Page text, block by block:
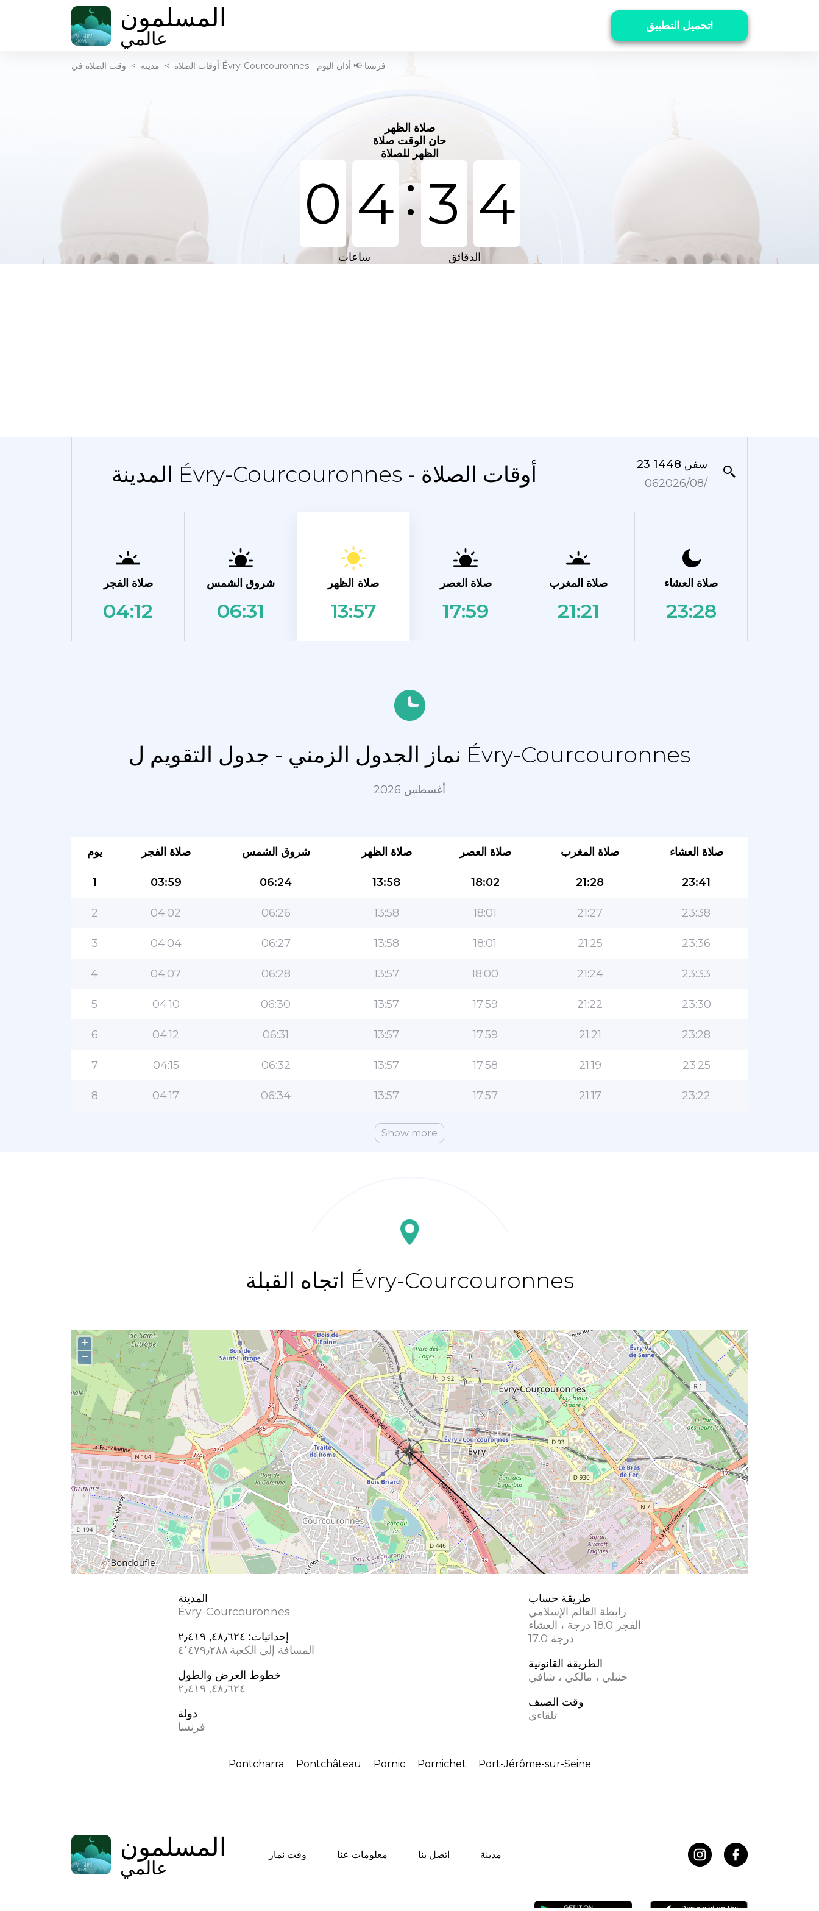
المسلمون
عالمي تحميل التطبيق!
أوقات الصلاة > مدينة > وقت الصلاة في Évry-Courcouronnes - فرنسا 📢 أذان اليوم
صلاة الظهر
حان الوقت صلاة
الظهر للصلاة
0 4:3 4
ساعات الدقائق
المدينة Évry-Courcouronnes - أوقات الصلاة
23 سفر, 1448
06‏/08‏/2026
صلاة الفجر
04:12
شروق الشمس
06:31
صلاة الظهر
13:57
صلاة العصر
17:59
صلاة المغرب
21:21
صلاة العشاء
23:28
نماز الجدول الزمني - جدول التقويم ل Évry-Courcouronnes
أغسطس 2026
يوم صلاة الفجر شروق الشمس صلاة الظهر صلاة العصر صلاة المغرب صلاة العشاء
1 03:59 06:24 13:58 18:02 21:28 23:41
2 04:02 06:26 13:58 18:01 21:27 23:38
3 04:04 06:27 13:58 18:01 21:25 23:36
4 04:07 06:28 13:57 18:00 21:24 23:33
5 04:10 06:30 13:57 17:59 21:22 23:30
6 04:12 06:31 13:57 17:59 21:21 23:28
7 04:15 06:32 13:57 17:58 21:19 23:25
8 04:17 06:34 13:57 17:57 21:17 23:22
Show more
اتجاه القبلة Évry-Courcouronnes
+
−
المدينة
Évry-Courcouronnes
إحداثيات: ٤٨٫٦٢٤, ٢٫٤١٩
المسافة إلى الكعبة:٤٬٤٧٩٫٢٨٨
خطوط العرض والطول
٤٨٫٦٢٤, ٢٫٤١٩
دولة
فرنسا
طريقة حساب
رابطة العالم الإسلامي
الفجر 18.0 درجة ، العشاء
17.0 درجة
الطريقة القانونية
حنبلي ، مالكي ، شافي
وقت الصيف
تلقاءي
Pontcharra Pontchâteau Pornic Pornichet Port-Jérôme-sur-Seine
المسلمون
عالمي وقت نماز معلومات عنا اتصل بنا مدينة
التطبيق الأكثر شعبية للمسلمين!
التطبيق الإسلامي الشهير لنمط الحياة ، مع ميزات سهلة